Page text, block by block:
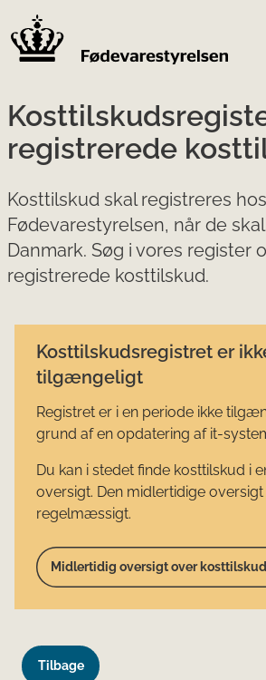
registrerede
Kosttilskud skal registreres hos
Fødevarestyrelsen, når de
Danmark. Søg i vores register
registrerede kosttilskud.
Kosttilskudsregistret er
tilgængeligt
Registret er i en periode ikke
grund af en opdatering af it-
Du kan i stedet finde kosttilskud i
oversigt. Den midlertidige
regelmæssigt.
Midlertidig oversigt over kosttilskud
Tilbage